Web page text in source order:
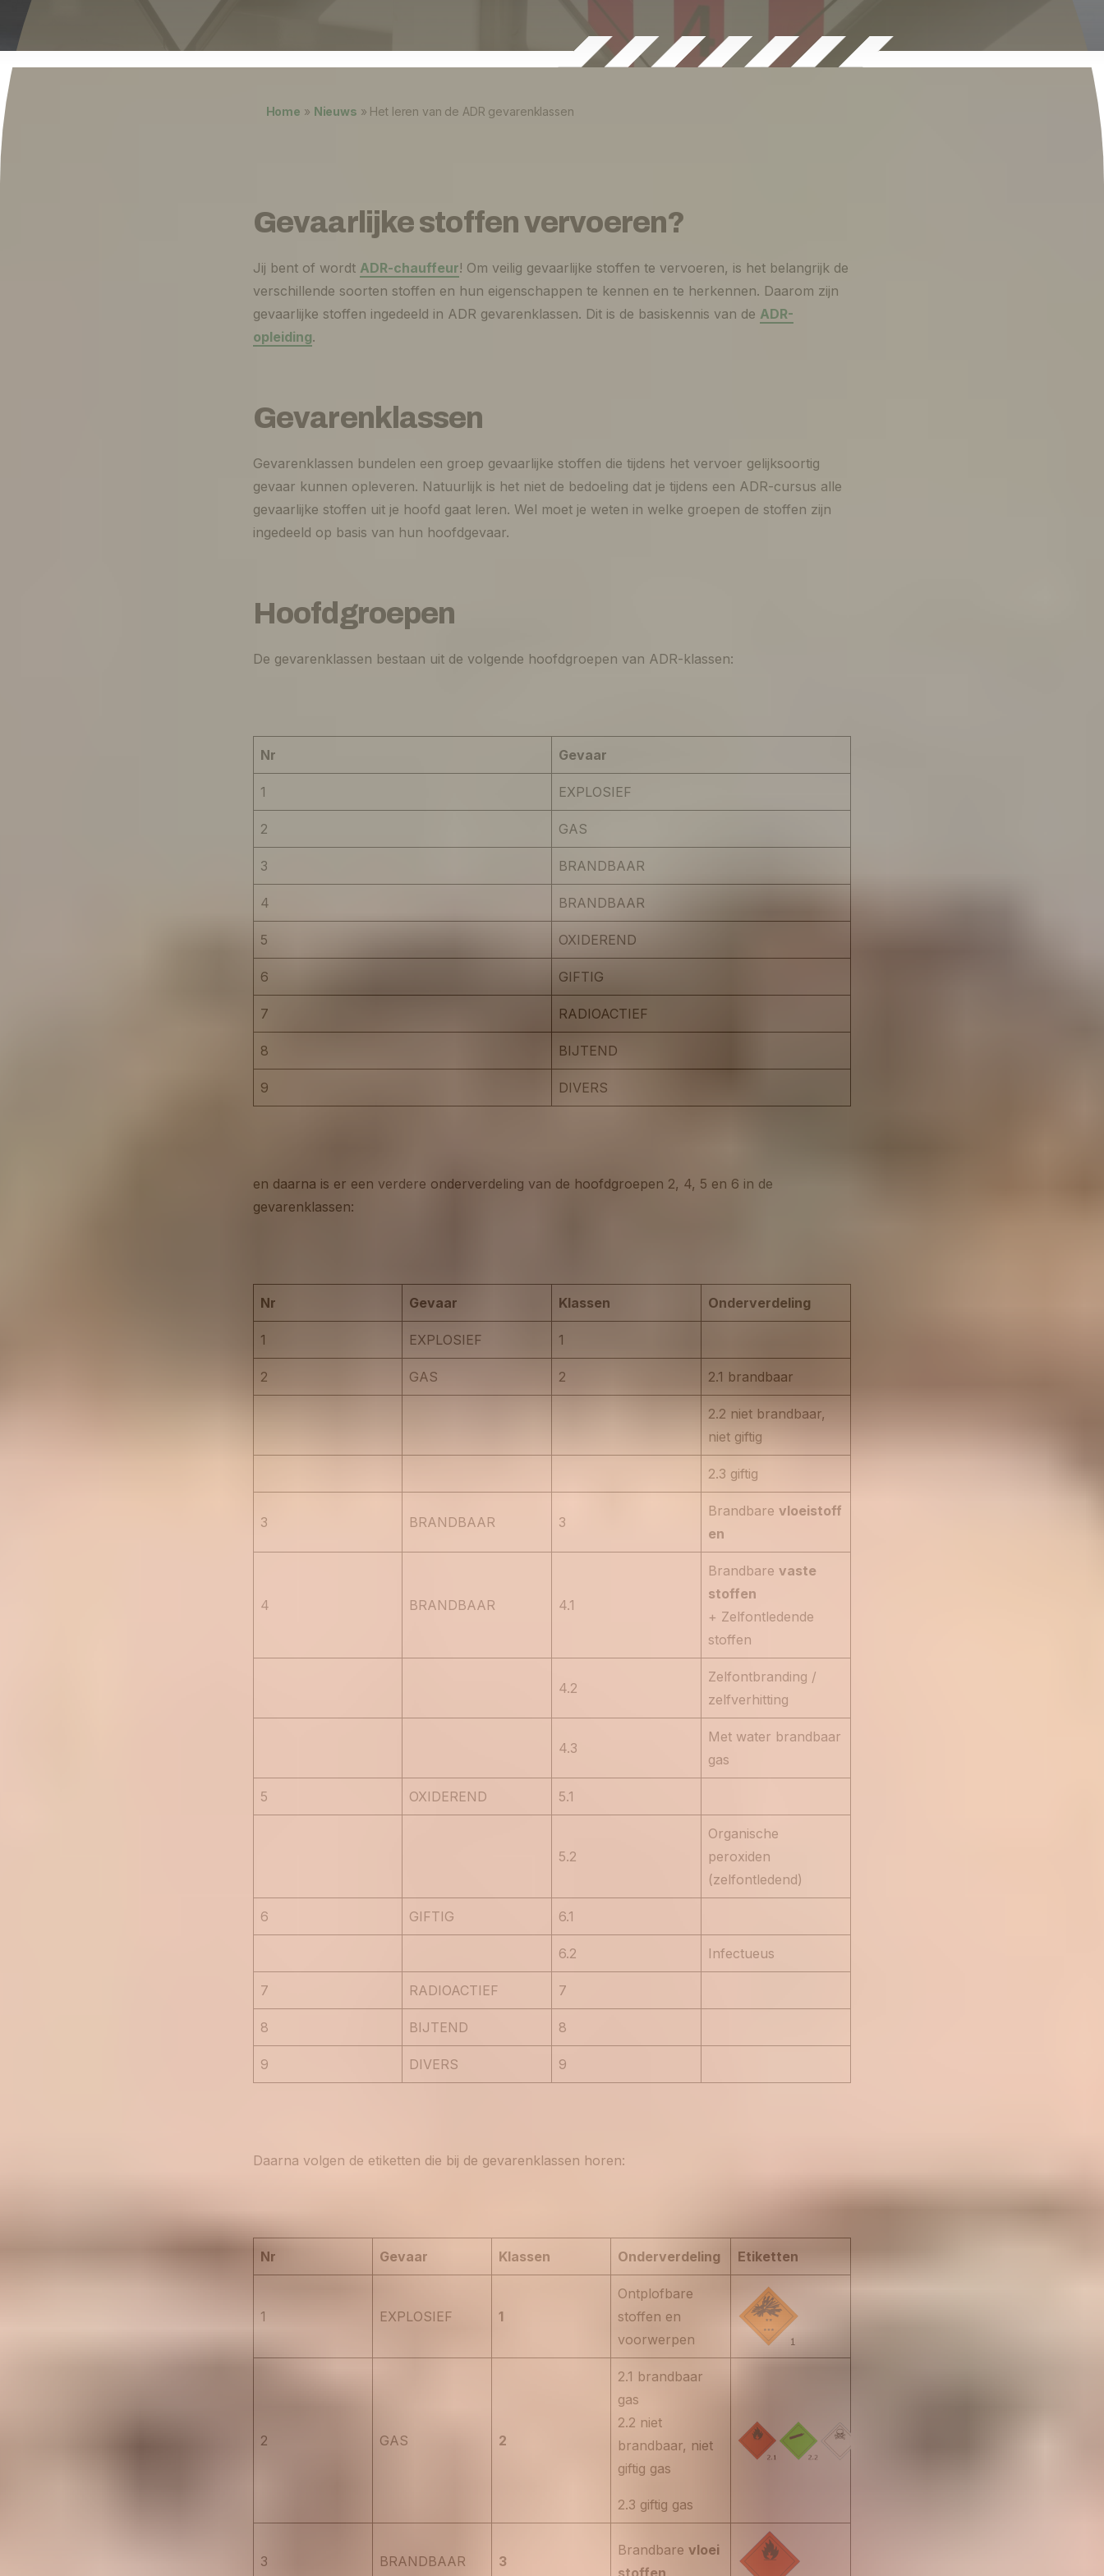
Home » Nieuws » Het leren van de ADR gevarenklassen
Gevaarlijke stoffen vervoeren?
Jij bent of wordt ADR-chauffeur! Om veilig gevaarlijke stoffen te vervoeren, is het belangrijk de
verschillende soorten stoffen en hun eigenschappen te kennen en te herkennen. Daarom zijn
gevaarlijke stoffen ingedeeld in ADR gevarenklassen. Dit is de basiskennis van de ADR-
opleiding.
Gevarenklassen
Gevarenklassen bundelen een groep gevaarlijke stoffen die tijdens het vervoer gelijksoortig
gevaar kunnen opleveren. Natuurlijk is het niet de bedoeling dat je tijdens een ADR-cursus alle
gevaarlijke stoffen uit je hoofd gaat leren. Wel moet je weten in welke groepen de stoffen zijn
ingedeeld op basis van hun hoofdgevaar.
Hoofdgroepen
De gevarenklassen bestaan uit de volgende hoofdgroepen van ADR-klassen:
Nr Gevaar
1 EXPLOSIEF
2 GAS
3 BRANDBAAR
4 BRANDBAAR
5 OXIDEREND
6 GIFTIG
7 RADIOACTIEF
8 BIJTEND
9 DIVERS
en daarna is er een verdere onderverdeling van de hoofdgroepen 2, 4, 5 en 6 in de
gevarenklassen:
Nr Gevaar Klassen Onderverdeling
1 EXPLOSIEF 1
2 GAS 2 2.1 brandbaar
2.2 niet brandbaar,
niet giftig
2.3 giftig
3 BRANDBAAR 3
Brandbare vloeistoff
en
4 BRANDBAAR 4.1
Brandbare vaste
stoffen
+ Zelfontledende
stoffen
4.2
Zelfontbranding /
zelfverhitting
4.3
Met water brandbaar
gas
5 OXIDEREND 5.1
5.2
Organische
peroxiden
(zelfontledend)
6 GIFTIG 6.1
6.2 Infectueus
7 RADIOACTIEF 7
8 BIJTEND 8
9 DIVERS 9
Daarna volgen de etiketten die bij de gevarenklassen horen:
Nr Gevaar Klassen Onderverdeling Etiketten
1 EXPLOSIEF 1
Ontplofbare
stoffen en
voorwerpen
2 GAS 2
2.1 brandbaar
gas
2.2 niet
brandbaar, niet
giftig gas
2.3 giftig gas
3 BRANDBAAR 3
Brandbare vloei
stoffen
Over ons
Werken bij